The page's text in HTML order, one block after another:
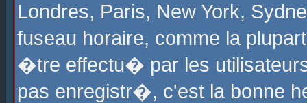
Londres, Paris, New York,
fuseau horaire, comme la
�tre effectu� par les
pas enregistr�, c'est la bonne